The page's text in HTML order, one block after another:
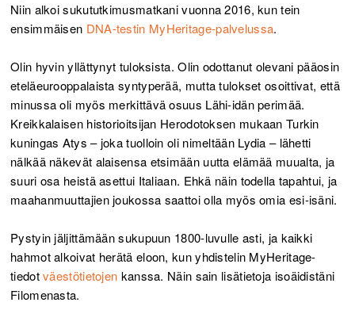
Niin alkoi sukututkimusmatkani vuonna 2016, kun tein
ensimmäisen DNA-testin MyHeritage-palvelussa.
Olin hyvin yllättynyt tuloksista. Olin odottanut olevani pääosin
eteläeurooppalaista syntyperää, mutta tulokset osoittivat, että
minussa oli myös merkittävä osuus Lähi-idän perimää.
Kreikkalaisen historioitsijan Herodotoksen mukaan Turkin
kuningas Atys – joka tuolloin oli nimeltään Lydia – lähetti
nälkää näkevät alaisensa etsimään uutta elämää muualta, ja
suuri osa heistä asettui Italiaan. Ehkä näin todella tapahtui, ja
maahanmuuttajien joukossa saattoi olla myös omia esi-isäni.
Pystyin jäljittämään sukupuun 1800-luvulle asti, ja kaikki
hahmot alkoivat herätä eloon, kun yhdistelin MyHeritage-
tiedotväestötietojen kanssa. Näin sain lisätietoja isoäidistäni
Filomenasta.